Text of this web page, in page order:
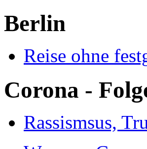
Berlin
Reise ohne
Corona -
Rassismsus,